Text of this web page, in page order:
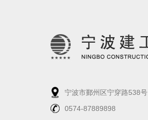
宁波市鄞州区宁穿路538号
0574-87889898